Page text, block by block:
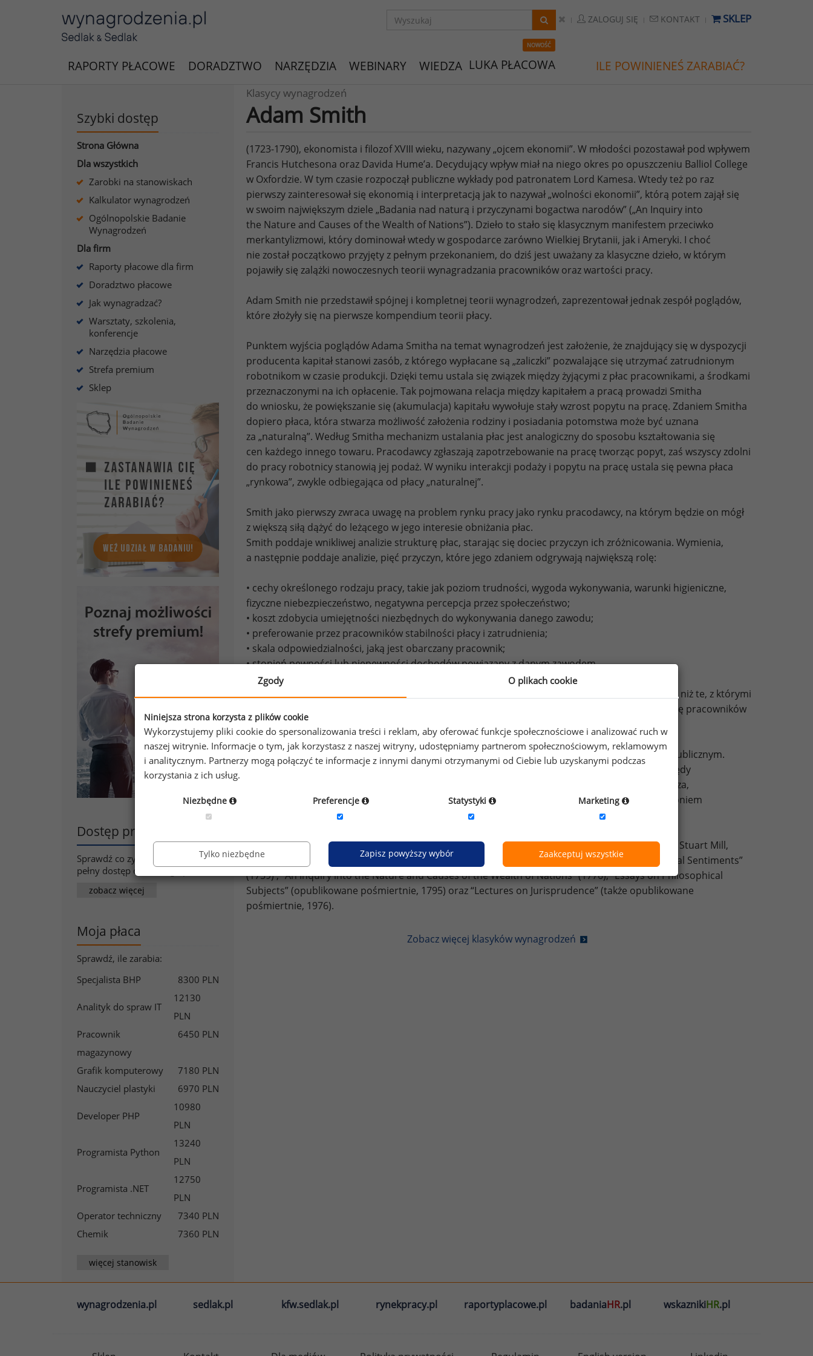
ZALOGUJ SIĘ KONTAKT SKLEP
RAPORTY PŁACOWE DORADZTWO NARZĘDZIA WEBINARY WIEDZA
NOWOŚĆ
LUKA PŁACOWA ILE POWINIENEŚ ZARABIAĆ?
Szybki dostęp
Strona Główna
Dla wszystkich
Zarobki na stanowiskach
Kalkulator wynagrodzeń
Ogólnopolskie Badanie
Wynagrodzeń
Dla firm
Raporty płacowe dla firm
Doradztwo płacowe
Jak wynagradzać?
Warsztaty, szkolenia,
konferencje
Narzędzia płacowe
Strefa premium
Sklep
Dostęp premium
Sprawdź co zyskasz wykupując
pełny dostęp do naszego portalu
zobacz więcej
Moja płaca
Sprawdź, ile zarabia:
Specjalista BHP
8300 PLN
Analityk do spraw IT
12130
PLN
Pracownik
magazynowy
6450 PLN
Grafik komputerowy
7180 PLN
Nauczyciel plastyki
6970 PLN
Developer PHP
10980
PLN
Programista Python
13240
PLN
Programista .NET
12750
PLN
Operator techniczny
7340 PLN
Chemik
7360 PLN
więcej stanowisk
Klasycy wynagrodzeń
Adam Smith
(1723-1790), ekonomista i filozof XVIII wieku, nazywany „ojcem ekonomii”. W młodości pozostawał pod wpływem
Francis Hutchesona oraz Davida Hume’a. Decydujący wpływ miał na niego okres po opuszczeniu Balliol College
w Oxfordzie. W tym czasie rozpoczął publiczne wykłady pod patronatem Lord Kamesa. Wtedy też po raz
pierwszy zainteresował się ekonomią i interpretacją jak to nazywał „wolności ekonomii”, którą potem zajął się
w swoim największym dziele „Badania nad naturą i przyczynami bogactwa narodów” („An Inquiry into
the Nature and Causes of the Wealth of Nations”). Dzieło to stało się klasycznym manifestem przeciwko
merkantylizmowi, który dominował wtedy w gospodarce zarówno Wielkiej Brytanii, jak i Ameryki. I choć
nie został początkowo przyjęty z pełnym przekonaniem, do dziś jest uważany za klasyczne dzieło, w którym
pojawiły się zalążki nowoczesnych teorii wynagradzania pracowników oraz wartości pracy.
Adam Smith nie przedstawił spójnej i kompletnej teorii wynagrodzeń, zaprezentował jednak zespół poglądów,
które złożyły się na pierwsze kompendium teorii płacy.
Punktem wyjścia poglądów Adama Smitha na temat wynagrodzeń jest założenie, że znajdujący się w dyspozycji
producenta kapitał stanowi zasób, z którego wypłacane są „zaliczki” pozwalające się utrzymać zatrudnionym
robotnikom w czasie produkcji. Dzięki temu ustala się związek między żyjącymi z płac pracownikami, a środkami
przeznaczonymi na ich opłacenie. Tak pojmowana relacja między kapitałem a pracą prowadzi Smitha
do wniosku, że powiększanie się (akumulacja) kapitału wywołuje stały wzrost popytu na pracę. Zdaniem Smitha
dopiero płaca, która stwarza możliwość założenia rodziny i posiadania potomstwa może być uznana
za „naturalną”. Według Smitha mechanizm ustalania płac jest analogiczny do sposobu kształtowania się
cen każdego innego towaru. Pracodawcy zgłaszają zapotrzebowanie na pracę tworząc popyt, zaś wszyscy zdolni
do pracy robotnicy stanowią jej podaż. W wyniku interakcji podaży i popytu na pracę ustala się pewna płaca
„rynkowa”, zwykle odbiegająca od płacy „naturalnej”.
Smith jako pierwszy zwraca uwagę na problem rynku pracy jako rynku pracodawcy, na którym będzie on mógł
z większą siłą dążyć do leżącego w jego interesie obniżania płac.
Smith poddaje wnikliwej analizie strukturę płac, starając się dociec przyczyn ich zróżnicowania. Wymienia,
a następnie poddaje analizie, pięć przyczyn, które jego zdaniem odgrywają największą rolę:
• cechy określonego rodzaju pracy, takie jak poziom trudności, wygoda wykonywania, warunki higieniczne,
fizyczne niebezpieczeństwo, negatywna percepcja przez społeczeństwo;
• koszt zdobycia umiejętności niezbędnych do wykonywania danego zawodu;
• preferowanie przez pracowników stabilności płacy i zatrudnienia;
• skala odpowiedzialności, jaką jest obarczany pracownik;
• stopień pewności lub niepewności dochodów powiązany z danym zawodem.
Według Smitha te prace, których wykonywanie sprawia więcej „przykrości” będą opłacane lepiej niż te, z którymi
wiąże się mniej negatywnych czynników. Równocześnie czynniki te stymulują przemieszczanie się pracowników
między różnymi zawodami, prowadząc do doskonałej konkurencji na rynku pracy.
W swoich poglądach na temat płac Smith zwraca też uwagę na problem zarobków w sektorze publicznym.
Ustalanie poziomu wynagrodzeń urzędników państwowych jest problematyczne, ponieważ urzędy
nie podlegają presji mechanizmu rynkowego, tak jak prywatne przedsiębiorstwa. Smith stwierdza,
że uzależnianie płac urzędników od generowanych przez nich wyników lub powiązania ich z stopniem
„gorliwości” z jaką wykonują pracę nie może prowadzić do dobrych skutków.
Prace Adama Smitha miały wielki wpływ na późniejsze poglądy takich wielkich myślicieli jak John Stuart Mill,
Ricardo Engels czy Marks. Do najważniejszych dzieł Smitha możemy zaliczyć “The Theory of Moral Sentiments”
(1759) , “An Inquiry into the Nature and Causes of the Wealth of Nations” (1776), “Essays on Philosophical
Subjects” (opublikowane pośmiertnie, 1795) oraz “Lectures on Jurisprudence” (także opublikowane
pośmiertnie, 1976).
Zobacz więcej klasyków wynagrodzeń
wynagrodzenia.pl sedlak.pl kfw.sedlak.pl rynekpracy.pl raportyplacowe.pl badaniaHR.pl wskaznikiHR.pl
Zgody O plikach cookie
Niniejsza strona korzysta z plików cookie
Wykorzystujemy pliki cookie do spersonalizowania treści i reklam, aby oferować funkcje społecznościowe i analizować ruch w
naszej witrynie. Informacje o tym, jak korzystasz z naszej witryny, udostępniamy partnerom społecznościowym, reklamowym
i analitycznym. Partnerzy mogą połączyć te informacje z innymi danymi otrzymanymi od Ciebie lub uzyskanymi podczas
korzystania z ich usług.
Niezbędne Preferencje Statystyki Marketing
Tylko niezbędne Zapisz powyższy wybór Zaakceptuj wszystkie